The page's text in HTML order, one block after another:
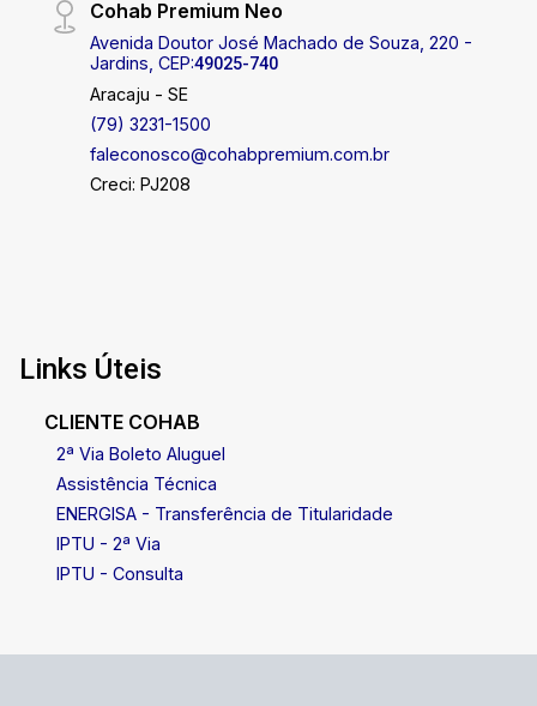
confira o que pode ser seu próximo lar. Agende
sua visita ou entre em contato para saber mais
detalhes. Disponibilidade de visitas de segunda
a sábado, em horários flexíveis. COHAB
PREMIUM IMOBILIÁRIA - PJ 208 (79) 3231-
3231 / 79 99809-2358
Cohab Premium Neo
Avenida Doutor José Machado de Souza, 220 -
Jardins, CEP:49025-740
Aracaju - SE
(79) 3231-1500
faleconosco@cohabpremium.com.br
Creci: PJ208
Links Úteis
CLIENTE COHAB
2ª Via Boleto Aluguel
Assistência Técnica
ENERGISA - Transferência de Titularidade
IPTU - 2ª Via
IPTU - Consulta